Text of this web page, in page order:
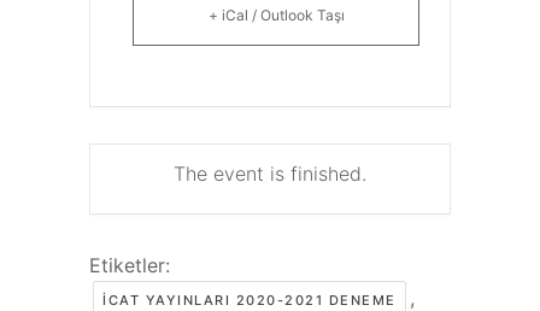
+ iCal / Outlook Taşı
The event is finished.
Etiketler:
ICAT YAYINLARI 2020-2021 DENEME ,